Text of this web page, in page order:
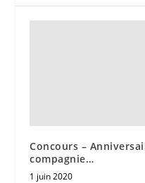
Concours –
compagnie…
1 juin 2020